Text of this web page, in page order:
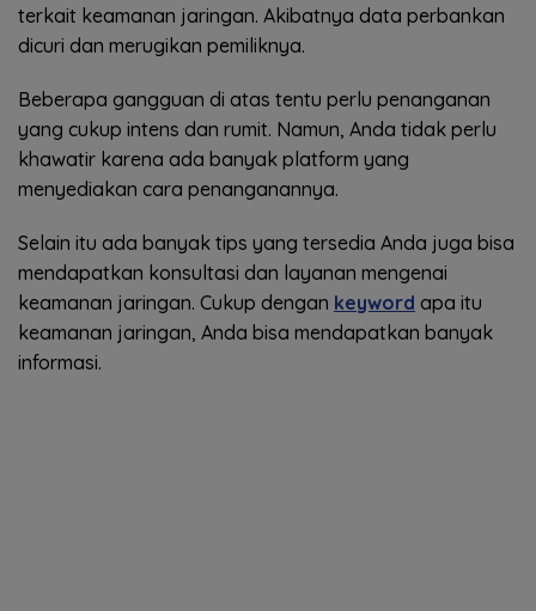
terkait keamanan jaringan. Akibatnya data perbankan
dicuri dan merugikan pemiliknya.
Beberapa gangguan di atas tentu perlu penanganan
yang cukup intens dan rumit. Namun, Anda tidak perlu
khawatir karena ada banyak platform yang
menyediakan cara penanganannya.
Selain itu ada banyak tips yang tersedia Anda juga bisa
mendapatkan konsultasi dan layanan mengenai
keamanan jaringan. Cukup dengan keyword apa itu
keamanan jaringan, Anda bisa mendapatkan banyak
informasi.